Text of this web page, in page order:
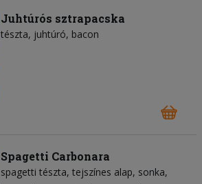
Juhtúrós sztrapacska
tészta juhtúró bacon
Spagetti Carbonara
spagetti tészta tejszínes alap sonka